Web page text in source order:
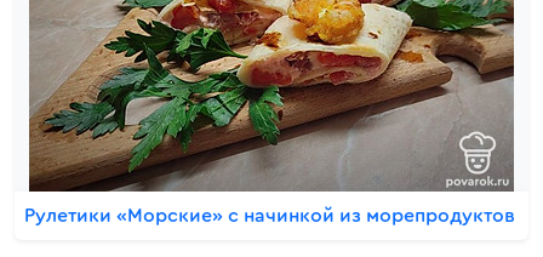
Рулетики «Морские» с начинкой из морепродуктов